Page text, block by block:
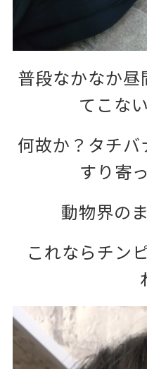
普段なかなか昼
てこな
何故か？タチバ
すり寄
動物界の
これならチン